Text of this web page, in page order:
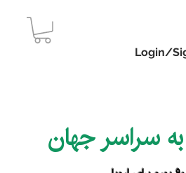
Login/
سراسر جهان